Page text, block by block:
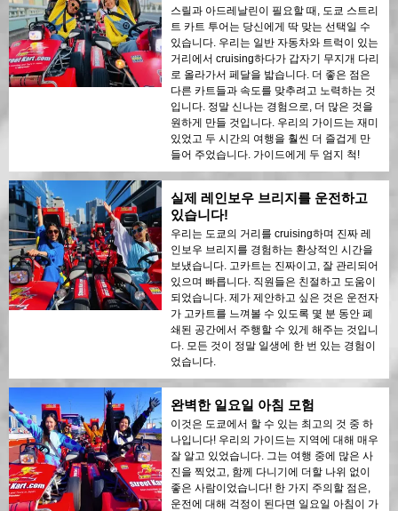
스릴과 아드레날린이 필요할 때, 도쿄 스트리
트 카트 투어는 당신에게 딱 맞는 선택일 수
있습니다. 우리는 일반 자동차와 트럭이 있는
거리에서 cruising하다가 갑자기 무지개 다리
로 올라가서 페달을 밟습니다. 더 좋은 점은
다른 카트들과 속도를 맞추려고 노력하는 것
입니다. 정말 신나는 경험으로, 더 많은 것을
원하게 만들 것입니다. 우리의 가이드는 재미
있었고 두 시간의 여행을 훨씬 더 즐겁게 만
들어 주었습니다. 가이드에게 두 엄지 척!
실제 레인보우 브리지를 운전하고
있습니다!
우리는 도쿄의 거리를 cruising하며 진짜 레
인보우 브리지를 경험하는 환상적인 시간을
보냈습니다. 고카트는 진짜이고, 잘 관리되어
있으며 빠릅니다. 직원들은 친절하고 도움이
되었습니다. 제가 제안하고 싶은 것은 운전자
가 고카트를 느껴볼 수 있도록 몇 분 동안 폐
쇄된 공간에서 주행할 수 있게 해주는 것입니
다. 모든 것이 정말 일생에 한 번 있는 경험이
었습니다.
완벽한 일요일 아침 모험
이것은 도쿄에서 할 수 있는 최고의 것 중 하
나입니다! 우리의 가이드는 지역에 대해 매우
잘 알고 있었습니다. 그는 여행 중에 많은 사
진을 찍었고, 함께 다니기에 더할 나위 없이
좋은 사람이었습니다! 한 가지 주의할 점은,
운전에 대해 걱정이 된다면 일요일 아침이 가